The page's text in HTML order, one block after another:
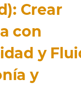
Crear
con
y
y